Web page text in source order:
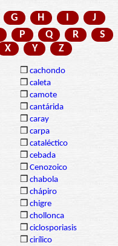
G H I
J
P Q R
S
X Y Z
❒ cachondo
❒ caleta
❒ camote
❒ cantárida
❒ caray
❒ carpa
❒ cataléctico
❒ cebada
❒ Cenozoico
❒ chabola
❒ chápiro
❒ chigre
❒ chollonca
❒ ciclosporiasis
❒ cirílico